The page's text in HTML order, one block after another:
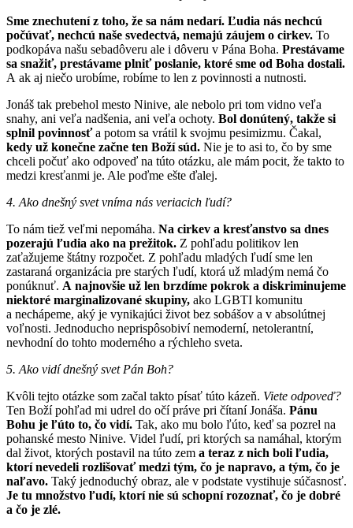
Sme znechutení z toho, že sa nám nedarí. Ľudia nás nechcú
počúvať, nechcú naše svedectvá, nemajú záujem o cirkev. To
podkopáva našu sebadôveru ale i dôveru v Pána Boha. Prestávame
sa snažiť, prestávame plniť poslanie, ktoré sme od Boha dostali.
A ak aj niečo urobíme, robíme to len z povinnosti a nutnosti.
Jonáš tak prebehol mesto Ninive, ale nebolo pri tom vidno veľa
snahy, ani veľa nadšenia, ani veľa ochoty. Bol donútený, takže si
splnil povinnosťa potom sa vrátil k svojmu pesimizmu. Čakal,
kedy už konečne začne ten Boží súd. Nie je to asi to, čo by sme
chceli počuť ako odpoveď na túto otázku, ale mám pocit, že takto to
medzi kresťanmi je. Ale poďme ešte ďalej.
4. Ako dnešný svet vníma nás veriacich ľudí?
To nám tiež veľmi nepomáha. Na cirkev a kresťanstvo sa dnes
pozerajú ľudia ako na prežitok. Z pohľadu politikov len
zaťažujeme štátny rozpočet. Z pohľadu mladých ľudí sme len
zastaraná organizácia pre starých ľudí, ktorá už mladým nemá čo
ponúknuť. A najnovšie už len brzdíme pokrok a diskriminujeme
niektoré marginalizované skupiny, ako LGBTI komunitu
a nechápeme, aký je vynikajúci život bez sobášov a v absolútnej
voľnosti. Jednoducho neprispôsobiví nemoderní, netolerantní,
nevhodní do tohto moderného a rýchleho sveta.
5. Ako vidí dnešný svet Pán Boh?
Kvôli tejto otázke som začal takto písať túto kázeň. Viete odpoveď?
Ten Boží pohľad mi udrel do očí práve pri čítaní Jonáša. Pánu
Bohu je ľúto to, čo vidí. Tak, ako mu bolo ľúto, keď sa pozrel na
pohanské mesto Ninive. Videl ľudí, pri ktorých sa namáhal, ktorým
dal život, ktorých postavil na túto zem a teraz z nich boli ľudia,
ktorí nevedeli rozlišovať medzi tým, čo je napravo, a tým, čo je
naľavo. Taký jednoduchý obraz, ale v podstate vystihuje súčasnosť.
Je tu množstvo ľudí, ktorí nie sú schopní rozoznať, čo je dobré
a čo je zlé.